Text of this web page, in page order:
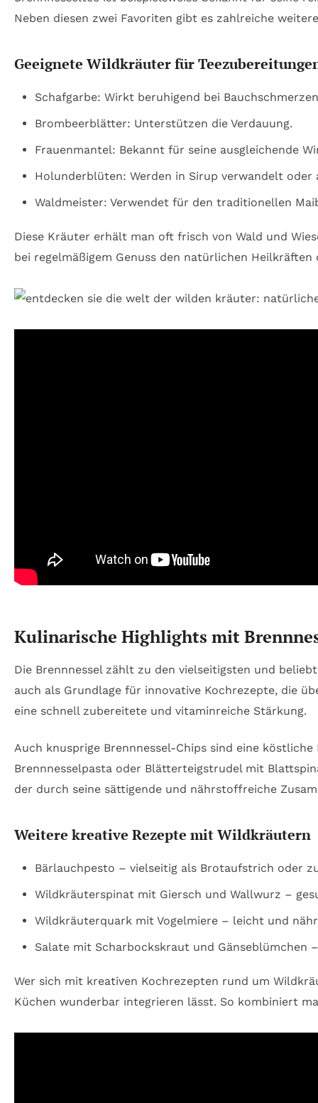
Neben diesen zwei Favoriten gibt es zahlreiche
Geeignete Wildkräuter für
Schafgarbe: Wirkt beruhigend bei
Brombeerblätter: Unterstützen die Verdauung.
Frauenmantel: Bekannt für seine ausgleichende
Holunderblüten: Werden in Sirup verwandelt oder
Waldmeister: Verwendet für den traditionellen
Diese Kräuter erhält man oft frisch von Wald und
bei regelmäßigem Genuss den natürlichen
Kulinarische Highlights mit
Die Brennnessel zählt zu den vielseitigsten und
auch als Grundlage für innovative Kochrezepte, die
eine schnell zubereitete und vitaminreiche Stärkung.
Auch knusprige Brennnessel-Chips sind eine
Brennnesselpasta oder Blätterteigstrudel mit
der durch seine sättigende und nährstoffreiche
Weitere kreative Rezepte mit Wildkräutern
Bärlauchpesto – vielseitig als Brotaufstrich oder
Wildkräuterspinat mit Giersch und Wallwurz –
Wildkräuterquark mit Vogelmiere – leicht und
Salate mit Scharbockskraut und Gänseblümchen
Wer sich mit kreativen Kochrezepten rund um
Küchen wunderbar integrieren lässt. So kombiniert